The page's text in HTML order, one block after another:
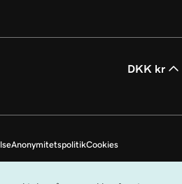
DKK kr
AnonymitetspolitikCookies